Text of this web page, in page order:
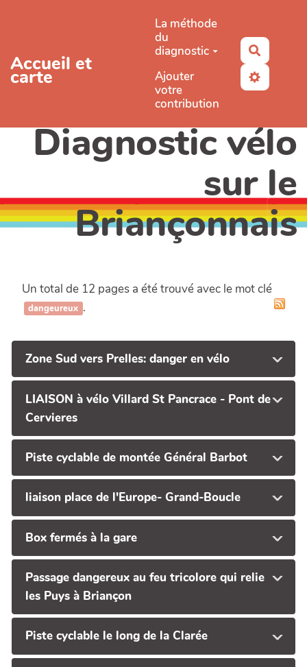
Accueil et
carte
La méthode
du
diagnostic
Ajouter
votre
contribution
Diagnostic vélo
sur le
Briançonnais
Un total de 12 pages a été trouvé avec le mot clé
dangeureux .
Zone Sud vers Prelles: danger en vélo
LIAISON à vélo Villard St Pancrace - Pont de
Cervieres
Piste cyclable de montée Général Barbot
liaison place de l'Europe- Grand-Boucle
Box fermés à la gare
Passage dangereux au feu tricolore qui relie
les Puys à Briançon
Piste cyclable le long de la Clarée